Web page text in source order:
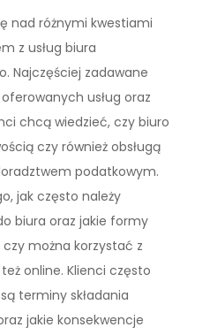
nad różnymi kwestiami
z usług biura
Najczęściej zadawane
usług oraz
chcą wiedzieć, czy biuro
czy również obsługą
podatkowym.
jak często należy
biura oraz jakie formy
można korzystać z
online. Klienci często
terminy składania
jakie konsekwencje